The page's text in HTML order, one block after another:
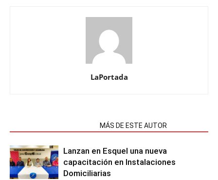
LaPortada
MÁS DE ESTE AUTOR
Lanzan en Esquel una nueva
capacitación en Instalaciones
Domiciliarias